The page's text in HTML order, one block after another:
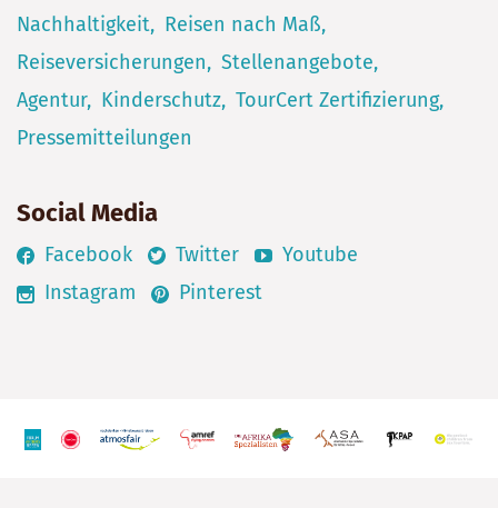
Nachhaltigkeit
Reisen nach Maß
Reiseversicherungen
Stellenangebote
Agentur
Kinderschutz TourCert Zertifizierung
Pressemitteilungen
Social Media
Facebook Twitter
Youtube
Instagram
Pinterest